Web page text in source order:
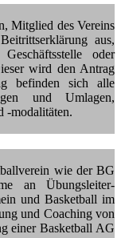
Mitglied des Vereins
aus,
oder
wird den Antrag
befinden sich alle
und Umlagen,
-modalitäten.
wie der BG
an Übungsleiter-
und Basketball im
und Coaching von
einer Basketball AG